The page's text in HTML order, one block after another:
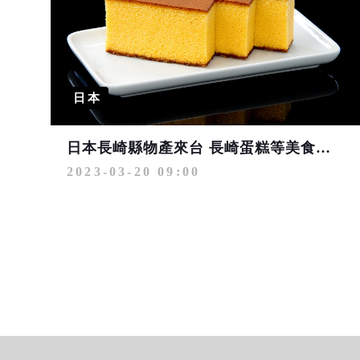
日本
日本長崎縣物產來台 長崎蛋糕等美食皆具 消費再抽長崎雙人旅
2023-03-20 09:00